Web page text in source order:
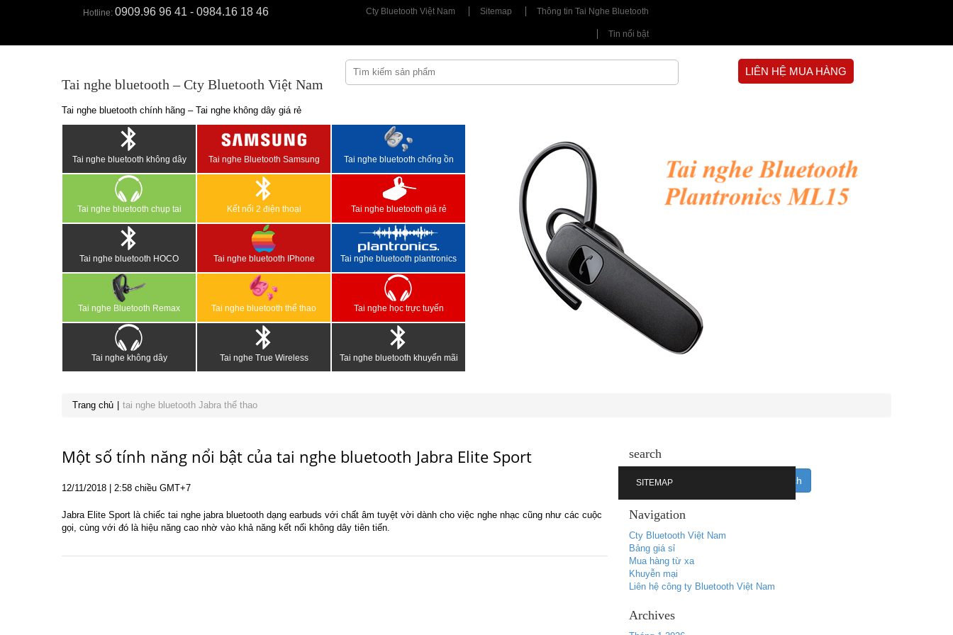
Hotline: 0909.96 96 41 - 0984.16 18 46 Cty Bluetooth Việt Nam Sitemap Thông tin Tai Nghe Bluetooth
Tin nổi bật
Tai nghe bluetooth – Cty Bluetooth Việt Nam
Tai nghe bluetooth chính hãng – Tai nghe không dây giá rẻ
LIÊN HỆ MUA HÀNG
Tai nghe bluetooth không dây Tai nghe Bluetooth Samsung Tai nghe bluetooth chống ồn
Tai nghe bluetooth chụp tai Kết nối 2 điện thoại Tai nghe bluetooth giá rẻ
Tai nghe bluetooth HOCO Tai nghe bluetooth IPhone Tai nghe bluetooth plantronics
Tai nghe Bluetooth Remax Tai nghe bluetooth thể thao Tai nghe học trực tuyến
Tai nghe không dây Tai nghe True Wireless Tai nghe bluetooth khuyến mãi
Trang chủ tai nghe bluetooth Jabra thể thao
Một số tính năng nổi bật của tai nghe bluetooth Jabra Elite Sport
12/11/2018 | 2:58 chiều GMT+7
Jabra Elite Sport là chiếc tai nghe jabra bluetooth dạng earbuds với chất âm tuyệt vời dành cho việc nghe nhạc cũng như các cuộc
gọi, cùng với đó là hiệu năng cao nhờ vào khả năng kết nối không dây tiên tiến.
search
Navigation
Cty Bluetooth Việt Nam
Bảng giá sỉ
Mua hàng từ xa
Khuyễn mại
Liên hệ công ty Bluetooth Việt Nam
SITEMAP
Archives